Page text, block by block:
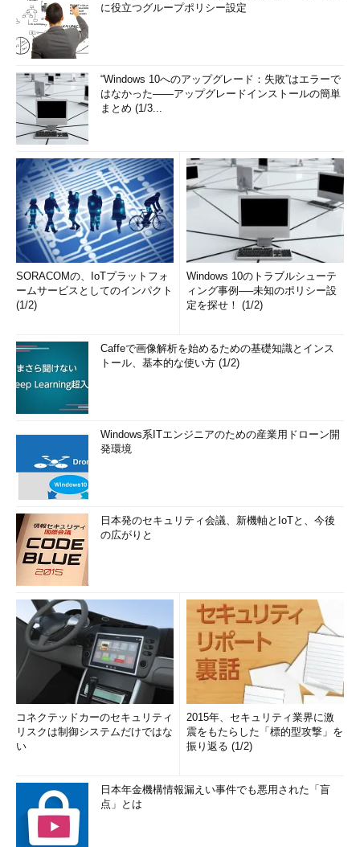
に役立つグループポリシー設定
“Windows 10へのアップグレード：失敗”はエラーで
はなかった――アップグレードインストールの簡単
まとめ (1/3...
SORACOMの、IoTプラットフォ
ームサービスとしてのインパクト
(1/2)
Windows 10のトラブルシューテ
ィング事例──未知のポリシー設
定を探せ！ (1/2)
Caffeで画像解析を始めるための基礎知識とインス
トール、基本的な使い方 (1/2)
Windows系ITエンジニアのための産業用ドローン開
発環境
日本発のセキュリティ会議、新機軸とIoTと、今後
の広がりと
コネクテッドカーのセキュリティ
リスクは制御システムだけではな
い
2015年、セキュリティ業界に激
震をもたらした「標的型攻撃」を
振り返る (1/2)
日本年金機構情報漏えい事件でも悪用された「盲
点」とは